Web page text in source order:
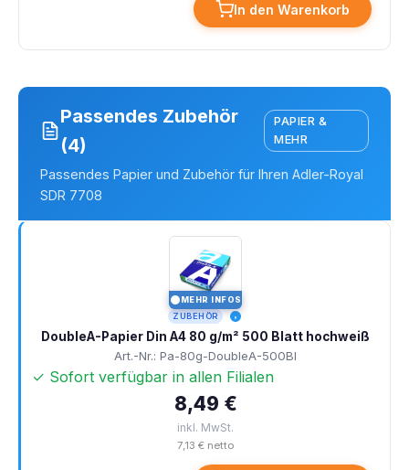
In den Warenkorb
Passendes Zubehör
(4)
PAPIER &
MEHR
Passendes Papier und Zubehör für Ihren Adler-Royal
SDR 7708
MEHR INFOS
ZUBEHÖR
DoubleA-Papier Din A4 80 g/m² 500 Blatt hochweiß
Art.-Nr.: Pa-80g-DoubleA-500Bl
✓ Sofort verfügbar in allen Filialen
8,49 €
inkl. MwSt.
7,13 € netto